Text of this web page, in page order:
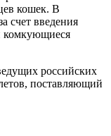
кошек. В
счет введения
комкующиеся
российских
поставляющий